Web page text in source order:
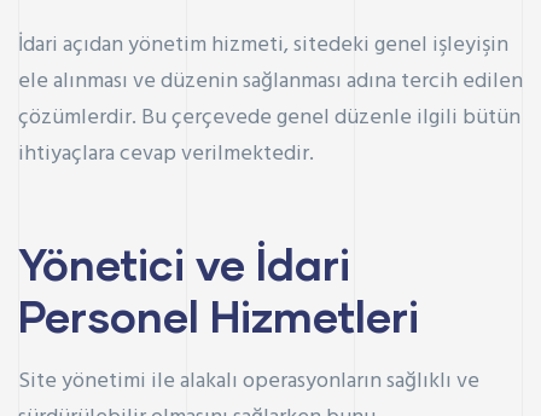
İdari açıdan yönetim hizmeti, sitedeki genel işleyişin
ele alınması ve düzenin sağlanması adına tercih edilen
çözümlerdir. Bu çerçevede genel düzenle ilgili bütün
ihtiyaçlara cevap verilmektedir.
Yönetici ve İdari
Personel Hizmetleri
Site yönetimi ile alakalı operasyonların sağlıklı ve